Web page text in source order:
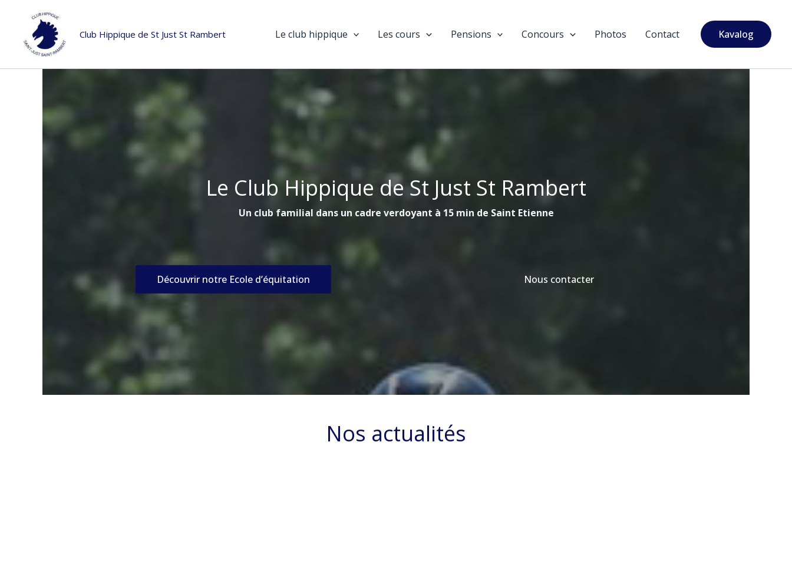
contenu
Club Hippique de St Just St Rambert Le club hippique Les cours Pensions Concours Photos Contact Kavalog
Le Club Hippique de St Just St Rambert
Un club familial dans un cadre verdoyant à 15 min de Saint Etienne
Découvrir notre Ecole d’équitation Nous contacter
Nos actualités